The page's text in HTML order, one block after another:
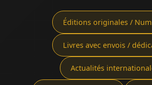
Éditions originales / Num
Livres avec envois /
Actualités